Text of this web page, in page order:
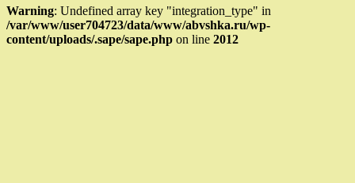
Warning: Undefined array key "integration_type" in
/var/www/user704723/data/www/abvshka.ru/wp-
content/uploads/.sape/sape.php on line 2012